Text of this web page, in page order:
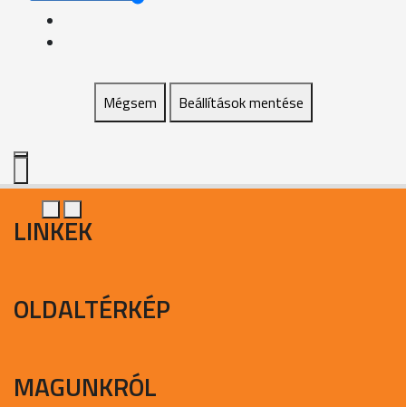
Mégsem Beállítások mentése
LINKEK
OLDALTÉRKÉP
MAGUNKRÓL